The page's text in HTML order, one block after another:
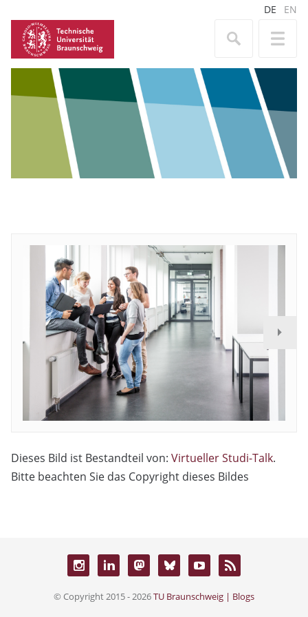
DE EN
Dieses Bild ist Bestandteil von: Virtueller Studi-Talk.
Bitte beachten Sie das Copyright dieses Bildes
© Copyright 2015 - 2026TU Braunschweig | Blogs